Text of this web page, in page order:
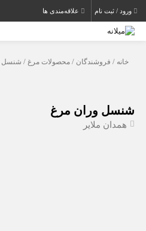
ورود / ثبت نام علاقه‌مندی ها
خانه / فروشندگان /محصولات مرغ / شنسل
شنسل وران مرغ
همدان ملایر